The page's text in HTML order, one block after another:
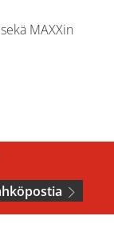
MAXXin